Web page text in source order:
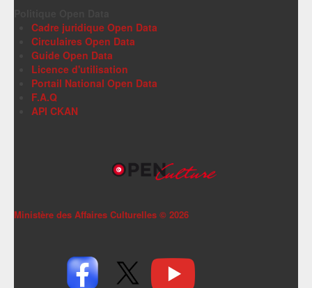
Cadre juridique Open Data
Circulaires Open Data
Guide Open Data
Licence d'utilisation
Portail National Open Data
F.A.Q
API CKAN
Ministère des Affaires Culturelles © 2026